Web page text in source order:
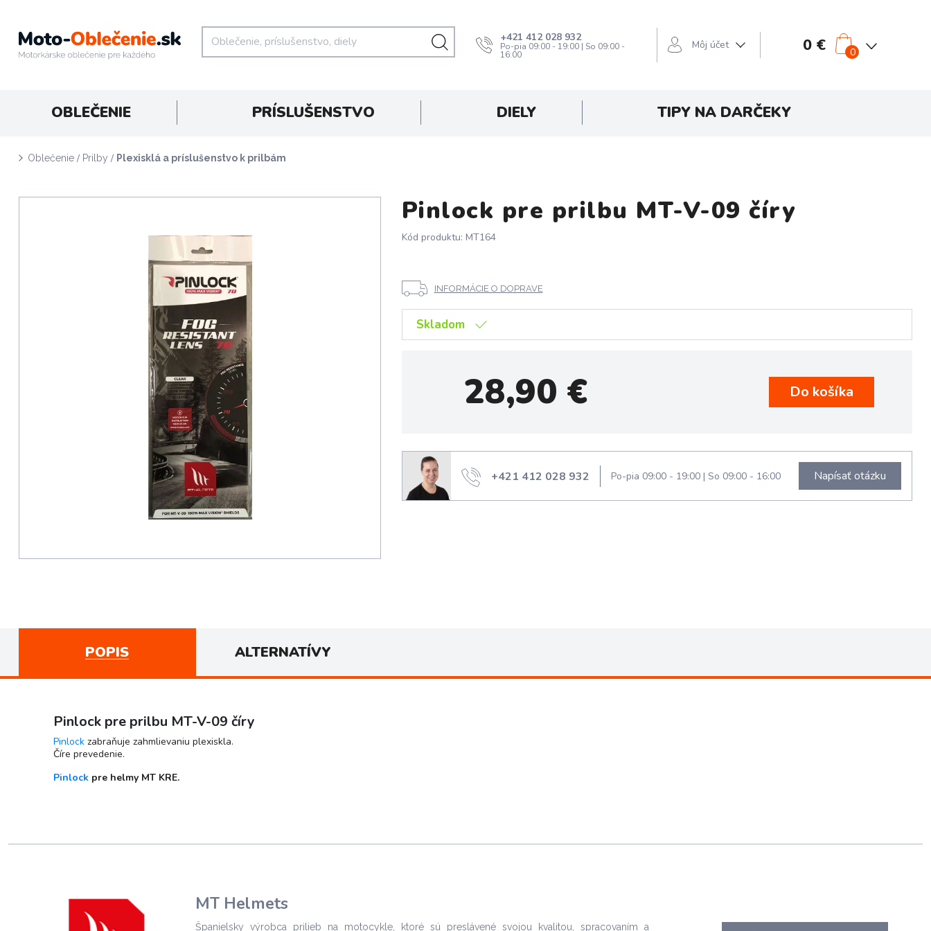
+421 412 028 932
Po-pia 09:00 - 19:00 | So 09:00 -
16:00
Môj účet 0 € 0
OBLEČENIE PRÍSLUŠENSTVO DIELY TIPY NA DARČEKY
Oblečenie / Prilby / Plexisklá a príslušenstvo k prilbám
Pinlock pre prilbu MT-V-09 číry
Kód produktu: MT164
INFORMÁCIE O DOPRAVE
Skladom
28,90 €
+421 412 028 932 Po-pia 09:00 - 19:00| So 09:00 - 16:00 Napísať otázku
POPIS ALTERNATÍVY
Pinlock pre prilbu MT-V-09 číry
Pinlock zabraňuje zahmlievaniu plexiskla.
Číre prevedenie.
Pinlock pre helmy MT KRE.
MT Helmets
Španielsky výrobca prilieb na motocykle, ktoré sú preslávené svojou kvalitou, spracovaním a